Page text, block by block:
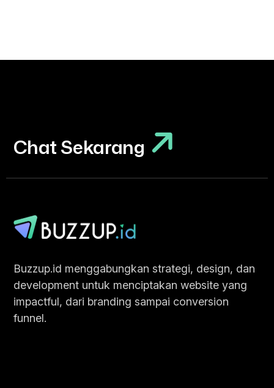
Chat Sekarang
Chat Sekarang
Buzzup.id menggabungkan strategi, design, dan
development untuk menciptakan website yang
impactful, dari branding sampai conversion
funnel.